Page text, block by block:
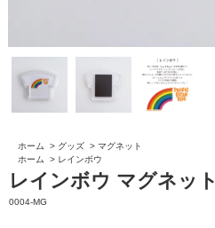
ホーム > グッズ > マグネット
ホーム
> レインボウ
レインボウ マグネット
0004-MG